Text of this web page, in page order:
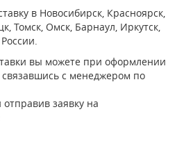
в Новосибирск, Красноярск,
Томск, Омск, Барнаул, Иркутск,
вы можете при оформлении
связавшись с менеджером по
заявку на